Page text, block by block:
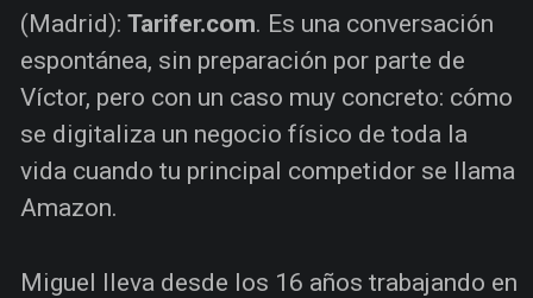
(Madrid): Tarifer.com. Es una conversación
espontánea, sin preparación por parte de
Víctor, pero con un caso muy concreto: cómo
se digitaliza un negocio físico de toda la
vida cuando tu principal competidor se llama
Amazon.
Miguel lleva desde los 16 años trabajando en